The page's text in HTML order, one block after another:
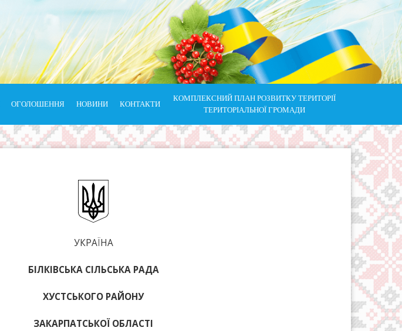
ОГОЛОШЕННЯ НОВИНИ КОНТАКТИ
КОМПЛЕКСНИЙ ПЛАН РОЗВИТКУ ТЕРИТОРІЇ
ТЕРИТОРІАЛЬНОЇ ГРОМАДИ
УКРАЇНА
БІЛКІВСЬКА СІЛЬСЬКА РАДА
ХУСТСЬКОГО РАЙОНУ
ЗАКАРПАТСЬКОЇ ОБЛАСТІ